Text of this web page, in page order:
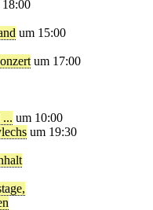
um 15:00
um 17:00
... um 10:00
um 19:30